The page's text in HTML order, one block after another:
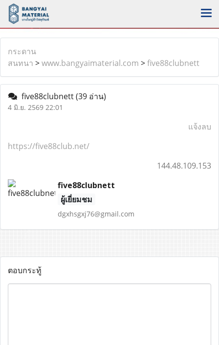
กระดาน
สนทนา >www.bangyaimaterial.com >five88clubnett
five88clubnett(39 อ่าน)
4 มิ.ย. 2569 22:01
แจ้งลบ
https://five88club.net/
144.48.109.153
five88clubnett
ผู้เยี่ยมชม
dgxhsgxj76@gmail.com
ตอบกระทู้